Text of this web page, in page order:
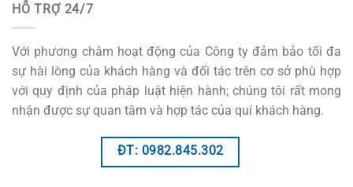
HỖ TRỢ 24/7
Với phương châm hoạt động của Công ty đảm bảo tối đa
sự hài lòng của khách hàng và đối tác trên cơ sở phù hợp
với quy định của pháp luật hiện hành; chúng tôi rất mong
nhận được sự quan tâm và hợp tác của quí khách hàng.
ĐT: 0982.845.302